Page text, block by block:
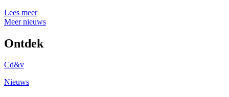
Lees meer
Meer nieuws
Ontdek
Cd&v
Nieuws